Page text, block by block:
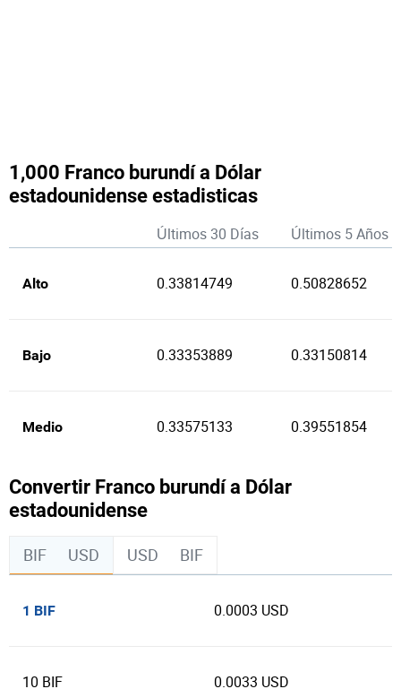
1,000 Franco burundí a Dólar
estadounidense estadisticas
Últimos 30 Días Últimos 5 Años
Alto 0.33814749 0.50828652
Bajo 0.33353889 0.33150814
Medio 0.33575133 0.39551854
Convertir Franco burundí a Dólar
estadounidense
BIF USD USD BIF
1 BIF 0.0003 USD
10 BIF 0.0033 USD